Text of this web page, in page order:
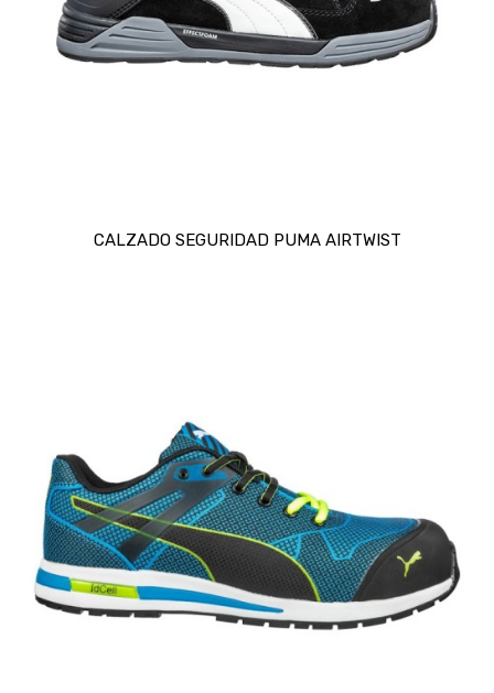
CALZADO SEGURIDAD PUMA AIRTWIST